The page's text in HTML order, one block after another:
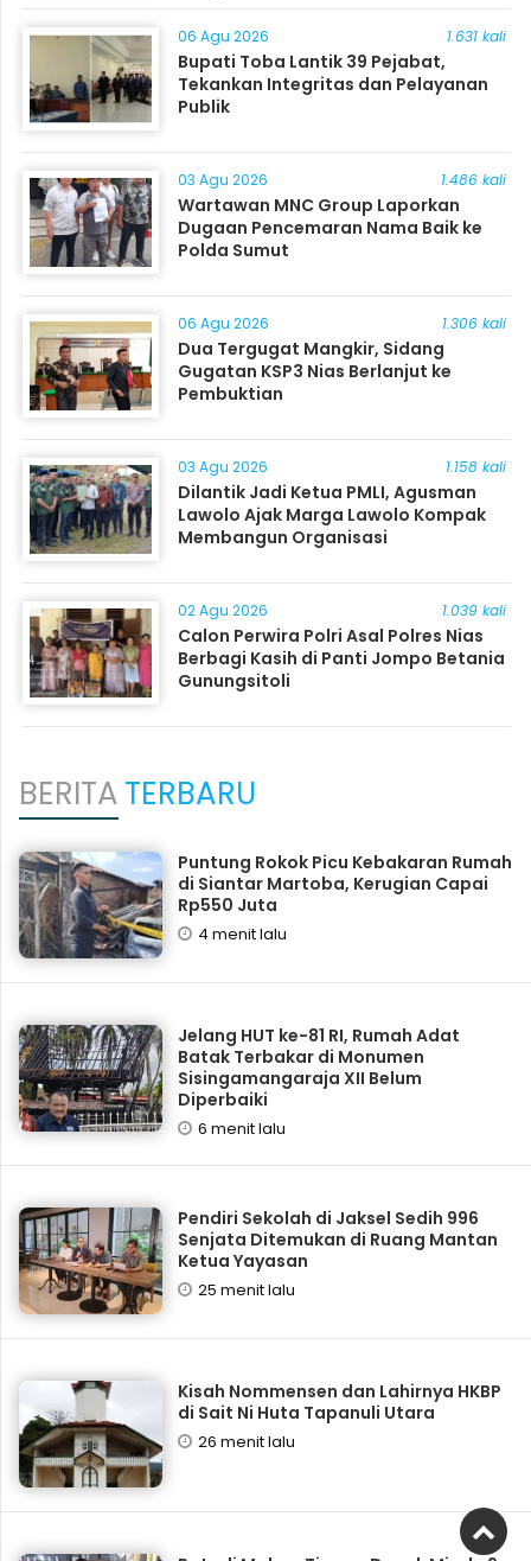
06 Agu 2026 1.631 kali
Bupati Toba Lantik 39 Pejabat,
Tekankan Integritas dan Pelayanan
Publik
03 Agu 2026 1.486 kali
Wartawan MNC Group Laporkan
Dugaan Pencemaran Nama Baik ke
Polda Sumut
06 Agu 2026 1.306 kali
Dua Tergugat Mangkir, Sidang
Gugatan KSP3 Nias Berlanjut ke
Pembuktian
03 Agu 2026 1.158 kali
Dilantik Jadi Ketua PMLI, Agusman
Lawolo Ajak Marga Lawolo Kompak
Membangun Organisasi
02 Agu 2026 1.039 kali
Calon Perwira Polri Asal Polres Nias
Berbagi Kasih di Panti Jompo Betania
Gunungsitoli
BERITATERBARU
Puntung Rokok Picu Kebakaran Rumah
di Siantar Martoba, Kerugian Capai
Rp550 Juta
4 menit lalu
Jelang HUT ke-81 RI, Rumah Adat
Batak Terbakar di Monumen
Sisingamangaraja XII Belum
Diperbaiki
6 menit lalu
Pendiri Sekolah di Jaksel Sedih 996
Senjata Ditemukan di Ruang Mantan
Ketua Yayasan
25 menit lalu
Kisah Nommensen dan Lahirnya HKBP
di Sait Ni Huta Tapanuli Utara
26 menit lalu